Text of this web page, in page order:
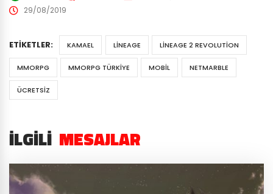
29/08/2019
ETIKETLER: KAMAEL LINEAGE LINEAGE 2 REVOLUTION
MMORPG MMORPG TÜRKIYE MOBIL NETMARBLE
ÜCRETSIZ
İLGILI MESAJLAR